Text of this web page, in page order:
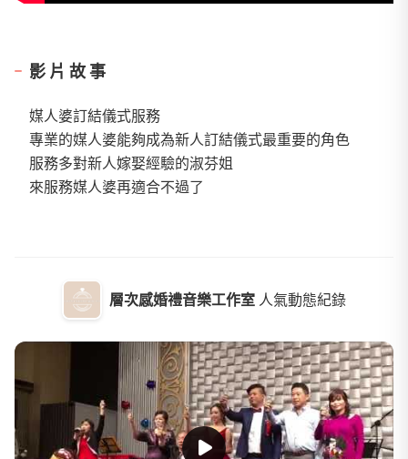
影片故事
媒人婆訂結儀式服務
專業的媒人婆能夠成為新人訂結儀式最重要的角色
服務多對新人嫁娶經驗的淑芬姐
來服務媒人婆再適合不過了
層次感婚禮音樂工作室 人氣動態紀錄